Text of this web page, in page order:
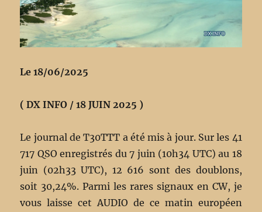
Le 18/06/2025
( DX INFO / 18 JUIN 2025 )
Le journal de T30TTT a été mis à jour. Sur les 41
717 QSO enregistrés du 7 juin (10h34 UTC) au 18
juin (02h33 UTC), 12 616 sont des doublons,
soit 30,24%. Parmi les rares signaux en CW, je
vous laisse cet AUDIO de ce matin européen